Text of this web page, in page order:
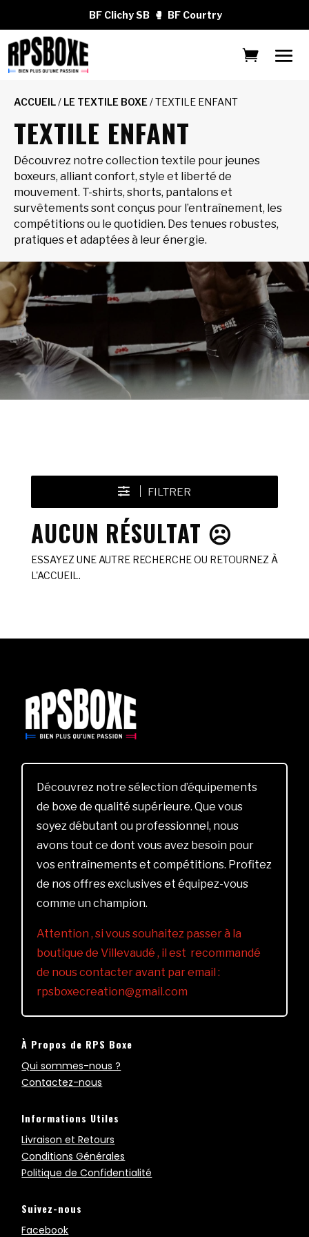
BF Clichy SB 🥊 BF Courtry
ACCUEIL/ LE TEXTILE BOXE / TEXTILE ENFANT
TEXTILE ENFANT
Découvrez notre collection textile pour jeunes
boxeurs, alliant confort, style et liberté de
mouvement. T-shirts, shorts, pantalons et
survêtements sont conçus pour l’entraînement, les
compétitions ou le quotidien. Des tenues robustes,
pratiques et adaptées à leur énergie.
FILTRER
AUCUN RÉSULTAT ☹️
ESSAYEZ UNE AUTRE RECHERCHE OU RETOURNEZ À
L'ACCUEIL.
Découvrez notre sélection d’équipements
de boxe de qualité supérieure. Que vous
soyez débutant ou professionnel, nous
avons tout ce dont vous avez besoin pour
vos entraînements et compétitions. Profitez
de nos offres exclusives et équipez-vous
comme un champion.
Attention , si vous souhaitez passer à la
boutique de Villevaudé , il est recommandé
de nous contacter avant par email :
rpsboxecreation@gmail.com
À Propos de RPS Boxe
Qui sommes-nous ?
Contactez-nous
Informations Utiles
Livraison et Retours
Conditions Générales
Politique de Confidentialité
Suivez-nous
Facebook